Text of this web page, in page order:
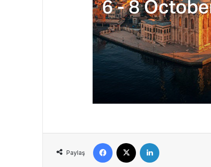
Paylaş
Facebook